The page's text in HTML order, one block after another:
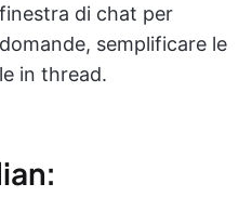
di chat per
semplificare le
in thread.